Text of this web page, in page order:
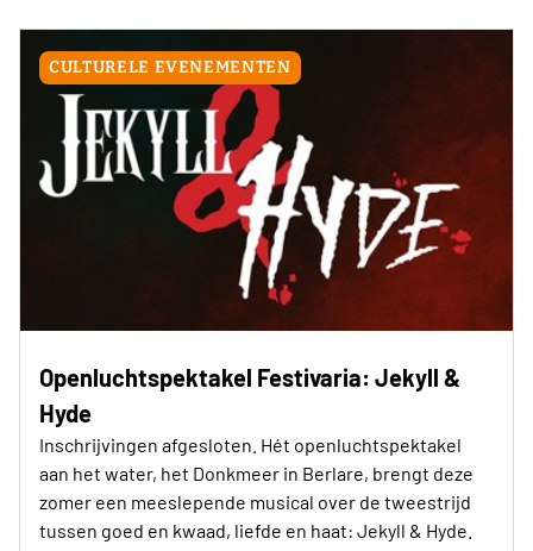
CULTURELE EVENEMENTEN
Openluchtspektakel Festivaria: Jekyll &
Hyde
Inschrijvingen afgesloten. Hét openluchtspektakel
aan het water, het Donkmeer in Berlare, brengt deze
zomer een meeslepende musical over de tweestrijd
tussen goed en kwaad, liefde en haat: Jekyll & Hyde.